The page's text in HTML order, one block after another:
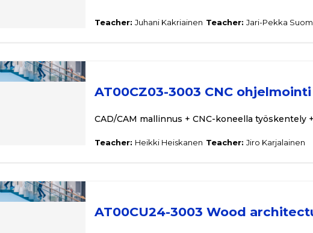
Teacher: Juhani Kakriainen Teacher: Jari-Pekka
AT00CZ03-3003 CNC
CAD/CAM mallinnus + CNC-koneella työskentely
Teacher: Heikki Heiskanen Teacher: Jiro Karjalainen
AT00CU24-3003 Wood